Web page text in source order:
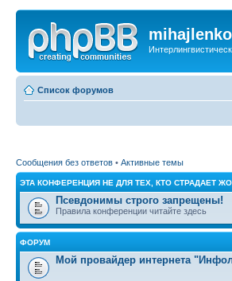
Список форумов
Сообщения без ответов • Активные темы
ЭТА КОНФЕРЕНЦИЯ НЕ ДЛЯ ТЕХ, КТО СТРАДАЕТ
Псевдонимы строго запрещены!
Правила конференции читайте здесь
ФОРУМ
Мой провайдер интернета